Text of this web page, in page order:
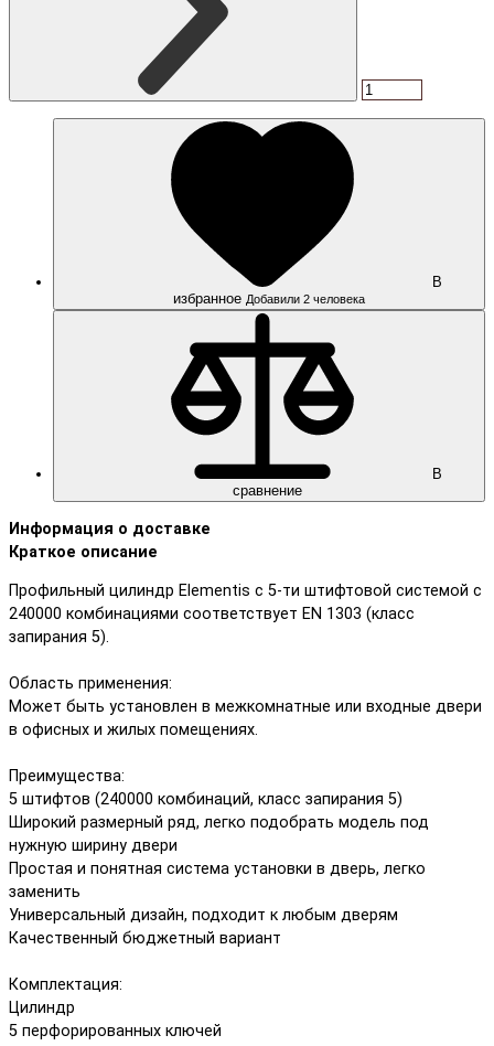
В
избранное Добавили 2 человека
В
сравнение
Информация о доставке
Краткое описание
Профильный цилиндр Elementis с 5-ти штифтовой системой с
240000 комбинациями соответствует EN 1303 (класс
запирания 5).
Область применения:
Может быть установлен в межкомнатные или входные двери
в офисных и жилых помещениях.
Преимущества:
5 штифтов (240000 комбинаций, класс запирания 5)
Широкий размерный ряд, легко подобрать модель под
нужную ширину двери
Простая и понятная система установки в дверь, легко
заменить
Универсальный дизайн, подходит к любым дверям
Качественный бюджетный вариант
Комплектация:
Цилиндр
5 перфорированных ключей